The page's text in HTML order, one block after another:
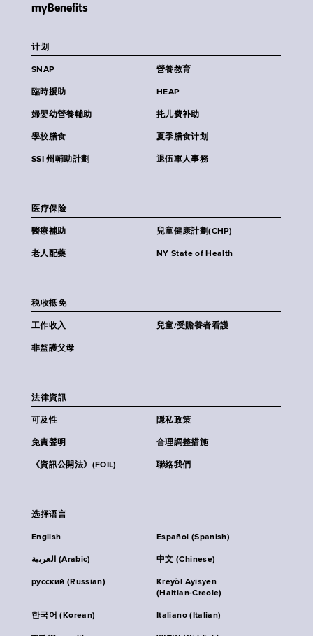
myBenefits
计划
SNAP 營養教育
臨時援助 HEAP
婦嬰幼營養輔助 扥儿费补助
學校膳食 夏季膳食计划
SSI 州輔助計劃 退伍軍人事務
医疗保险
醫療補助 兒童健康計劃(CHP)
老人配藥 NY State of Health
税收抵免
工作收入 兒童/受贍養者看護
非監護父母
法律資訊
可及性 隱私政策
免責聲明 合理調整措施
《資訊公開法》(FOIL) 聯絡我們
选择语言
English Español (Spanish)
العربية (Arabic) 中文 (Chinese)
русский (Russian)
Kreyòl Ayisyen
(Haitian-Creole)
한국어 (Korean) Italiano (Italian)